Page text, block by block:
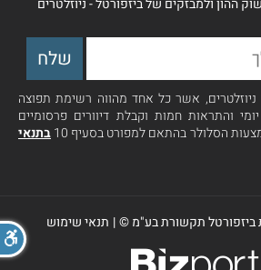
ההון ולמבזקים של ביזפורטל - ניוזלטרים
אשר כל אחד מהווה רשימת תפוצה
והתראות חמות וקבלת דיוורים פרסומיים
הסלולר בהתאם למפורט בסעיף 10
בתנאי
ביזפורטל תקשורת בע"מ ©| תנאי שימוש